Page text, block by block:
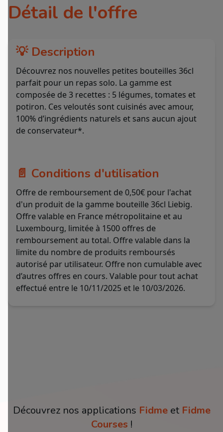
Détail de l'offre
💡 Description
Découvrez nos nouvelles petites bouteilles 36cl
parfait pour un repas solo. La gamme est
composée de 3 recettes : 5 légumes, tomates et
potiron. Ces veloutés sont cuisinés avec amour,
100% d’ingrédients naturels et sans aucun ajout
de conservateur*.
📄 Conditions d'utilisation
Offre de remboursement de 0,50€ pour l'achat
d'un produit de la gamme bouteille 36cl Liebig.
Offre valable en France métropolitaine et au
Luxembourg, limitée à 1500 offres de
remboursement au total. Offre valable dans la
limite du nombre de produits remboursés
autorisé par utilisateur. Offre non cumulable avec
d’autres offres en cours. Valable pour tout achat
effectué entre le 10/11/2025 et le 10/03/2026.
Découvrez nos applications Fidme et Fidme
Courses !